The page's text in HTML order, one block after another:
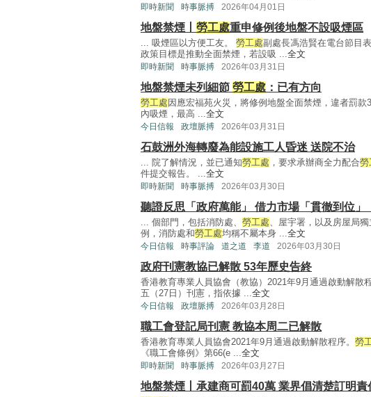
即時新聞 時事脈搏 2026年04月01日
地盤禁煙丨 勞工處重申修例後地盤不設吸煙區
... 吸煙區以方便工友。 勞工處副處長馮浩賢在電台節目
政策目標是推動全面禁煙，若設吸 ...全文
即時新聞 時事脈搏 2026年03月31日
地盤禁煙未列細節 勞工處 ：已有方向
勞工處 因應宏福苑火災，將修例地盤全面禁煙，違者罰
內吸煙，最高 ...全文
今日信報 政壇脈搏 2026年03月31日
石鼓洲外海轉廢為能設施工人昏迷 送院不治
... 院了解情況，並已通知勞工處 ，要求承辦商全力配合勞
件提交報告。 ...全文
即時新聞 時事脈搏 2026年03月30日
聽證反思「政府萬能」 借力市場「貫徹到位」
... 個部門，包括消防處、 勞工處、屋宇署，以及房屋局
例，消防處和勞工處均稱不屬本身 ...全文
今日信報 時事評論 道之道 李道 2026年03月30日
政府刊憲教協已解散 53年歷史告終
香港教育專業人員協會（教協）2021年9月通過啟動解散程
五（27日）刊憲，指依據 ...全文
今日信報 政壇脈搏 2026年03月28日
職工會登記局刊憲 教協本周二已解散
香港教育專業人員協會2021年9月通過啟動解散程序。 勞
《職工會條例》第66(e ...全文
即時新聞 時事脈搏 2026年03月27日
地盤禁煙丨承建商可罰40萬 業界倡清楚訂明責